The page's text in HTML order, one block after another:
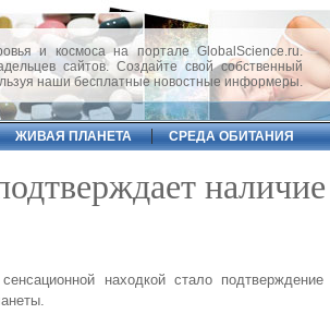
и космоса на портале GlobalScience.ru.
сайтов. Создайте свой собственный
наши бесплатные новостные информеры.
ЖИВАЯ ПЛАНЕТА СРЕДА ОБИТАНИЯ
находкой стало